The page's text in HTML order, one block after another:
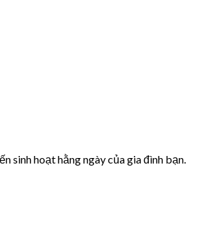
sinh hoạt hằng ngày của gia đình bạn.